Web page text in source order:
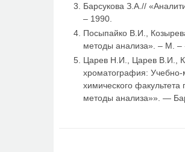
Барсукова З.А.//
– 1990.
Посыпайко В.И.,
методы анализа». – М.
Царев H.И., Царев В.И.,
хроматография: Учебно-
химического
методы анализа»». —